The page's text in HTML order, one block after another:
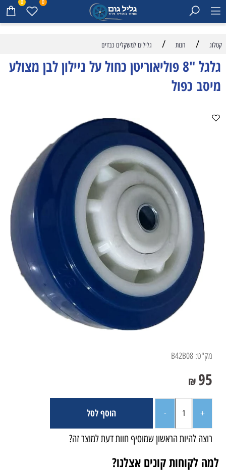
0 0
קטלוג / חנות / גלילים למשקלים כבדים
גלגל "8 פוליאוריטן כחול על ניילון לבן מצולע
מיסב כפול
מק"ט: B42B08
₪ 95
הוסף לסל
רוצה להיות הראשון שמוסיף חוות דעת למוצר זה?
למה לקוחות קונים אצלנו?